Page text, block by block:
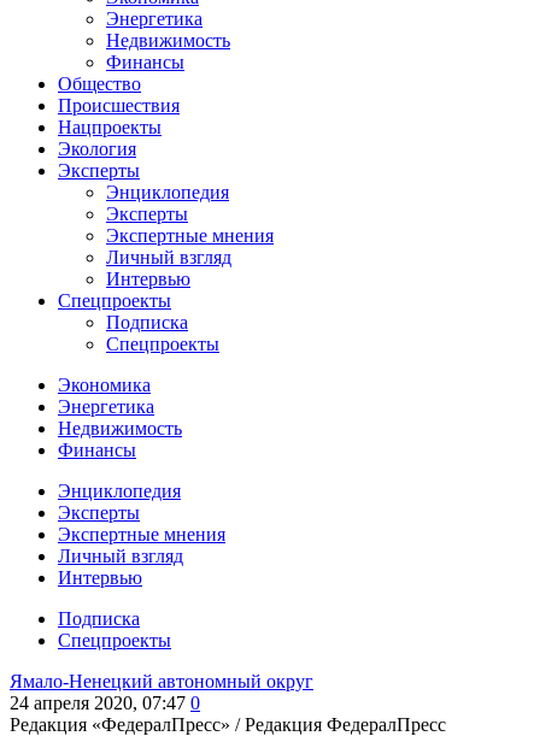
Энергетика
Недвижимость
Финансы
Общество
Происшествия
Нацпроекты
Экология
Эксперты
Энциклопедия
Эксперты
Экспертные мнения
Личный взгляд
Интервью
Спецпроекты
Подписка
Спецпроекты
Экономика
Энергетика
Недвижимость
Финансы
Энциклопедия
Эксперты
Экспертные мнения
Личный взгляд
Интервью
Подписка
Спецпроекты
Ямало-Ненецкий автономный округ
24 апреля 2020, 07:47 0
Редакция «ФедералПресс» /Редакция ФедералПресс